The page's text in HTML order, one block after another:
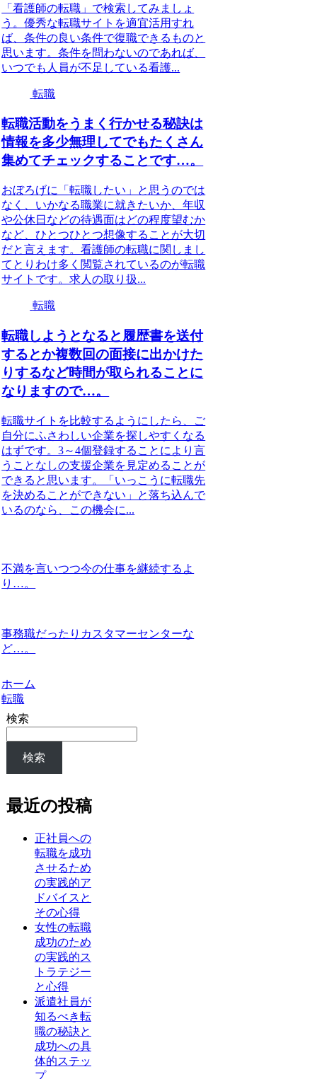
「看護師の転職」で検索してみましょ
う。優秀な転職サイトを適宜活用すれ
ば、条件の良い条件で復職できるものと
思います。条件を問わないのであれば、
いつでも人員が不足している看護...
転職
転職活動をうまく行かせる秘訣は
情報を多少無理してでもたくさん
集めてチェックすることです…。
おぼろげに「転職したい」と思うのでは
なく、いかなる職業に就きたいか、年収
や公休日などの待遇面はどの程度望むか
など、ひとつひとつ想像することが大切
だと言えます。看護師の転職に関しまし
てとりわけ多く閲覧されているのが転職
サイトです。求人の取り扱...
転職
転職しようとなると履歴書を送付
するとか複数回の面接に出かけた
りするなど時間が取られることに
なりますので…。
転職サイトを比較するようにしたら、ご
自分にふさわしい企業を探しやすくなる
はずです。3～4個登録することにより言
うことなしの支援企業を見定めることが
できると思います。「いっこうに転職先
を決めることができない」と落ち込んで
いるのなら、この機会に...
不満を言いつつ今の仕事を継続するよ
り…。
事務職だったりカスタマーセンターな
ど…。
ホーム
転職
検索
検索
最近の投稿
正社員への
転職を成功
させるため
の実践的ア
ドバイスと
その心得
女性の転職
成功のため
の実践的ス
トラテジー
と心得
派遣社員が
知るべき転
職の秘訣と
成功への具
体的ステッ
プ